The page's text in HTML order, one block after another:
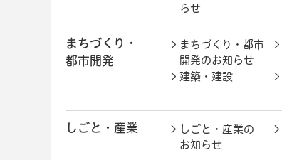
らせ
まちづくり・
都市開発
まちづくり・都市
開発のお知らせ
建築・建設
しごと・産業
しごと・産業の
お知らせ